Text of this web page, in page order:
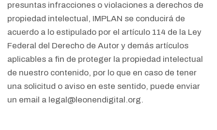
presuntas infracciones o violaciones a derechos de
propiedad intelectual, IMPLAN se conducirá de
acuerdo a lo estipulado por el artículo 114 de la Ley
Federal del Derecho de Autor y demás artículos
aplicables a fin de proteger la propiedad intelectual
de nuestro contenido, por lo que en caso de tener
una solicitud o aviso en este sentido, puede enviar
un email a legal@leonendigital.org.